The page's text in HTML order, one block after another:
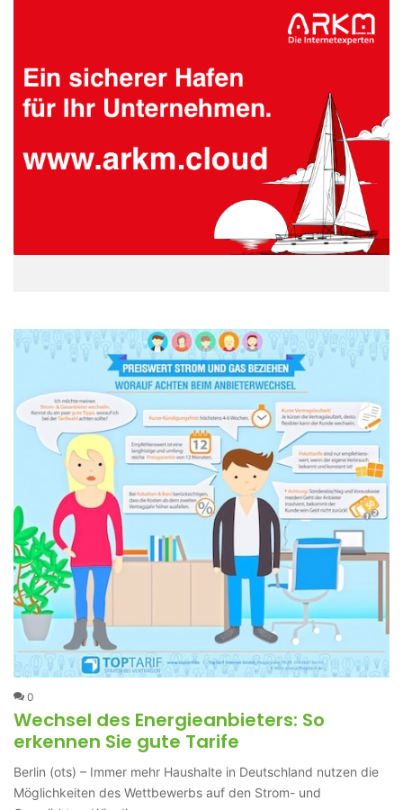
0
Wechsel des Energieanbieters: So
erkennen Sie gute Tarife
Berlin (ots) – Immer mehr Haushalte in Deutschland nutzen die
Möglichkeiten des Wettbewerbs auf den Strom- und